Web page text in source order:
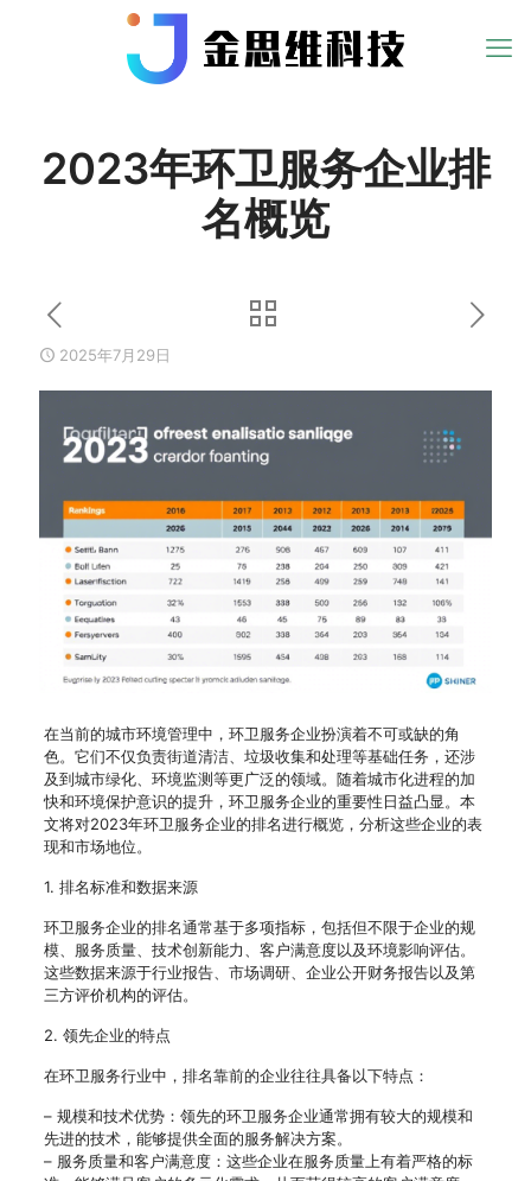
2023年环卫服务企业排
名概览
2025年7月29日
在当前的城市环境管理中，环卫服务企业扮演着不可或缺的角
色。它们不仅负责街道清洁、垃圾收集和处理等基础任务，还涉
及到城市绿化、环境监测等更广泛的领域。随着城市化进程的加
快和环境保护意识的提升，环卫服务企业的重要性日益凸显。本
文将对2023年环卫服务企业的排名进行概览，分析这些企业的表
现和市场地位。
1. 排名标准和数据来源
环卫服务企业的排名通常基于多项指标，包括但不限于企业的规
模、服务质量、技术创新能力、客户满意度以及环境影响评估。
这些数据来源于行业报告、市场调研、企业公开财务报告以及第
三方评价机构的评估。
2. 领先企业的特点
在环卫服务行业中，排名靠前的企业往往具备以下特点：
– 规模和技术优势：领先的环卫服务企业通常拥有较大的规模和
先进的技术，能够提供全面的服务解决方案。
– 服务质量和客户满意度：这些企业在服务质量上有着严格的标